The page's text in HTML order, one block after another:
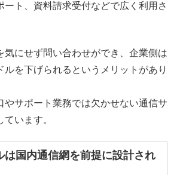
ート、資料請求受付などで広く利用さ
気にせず問い合わせができ、企業側は
ルを下げられるというメリットがあり
やサポート業務では欠かせない通信サ
います。
は国内通信網を前提に設計され